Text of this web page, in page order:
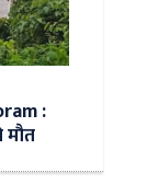
:
मौत